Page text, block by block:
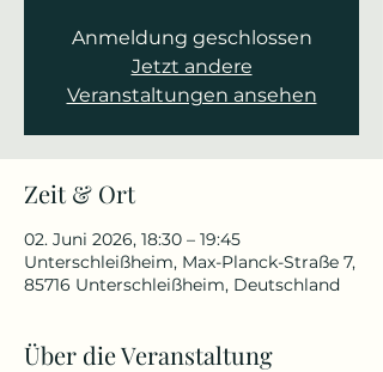
Anmeldung geschlossen
Jetzt andere
Veranstaltungen ansehen
Zeit & Ort
02. Juni 2026, 18:30 – 19:45
Unterschleißheim, Max-Planck-Straße 7,
85716 Unterschleißheim, Deutschland
Über die Veranstaltung